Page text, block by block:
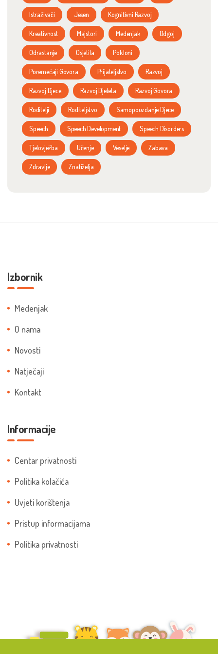
Istraživači Jesen Kognitivni Razvoj
Kreativnost Majstori Medenjak Odgoj
Odrastanje Osjetila Pokloni
Poremećaji Govora Prijateljstvo Razvoj
Razvoj Djece Razvoj Djeteta Razvoj Govora
Roditelji Roditeljstvo Samopouzdanje Djece
Speech Speech Development Speech Disorders
Tjelovježba Učenje Veselje Zabava
Zdravlje Znatiželja
Izbornik
Medenjak
O nama
Novosti
Natječaji
Kontakt
Informacije
Centar privatnosti
Politika kolačića
Uvjeti korištenja
Pristup informacijama
Politika privatnosti